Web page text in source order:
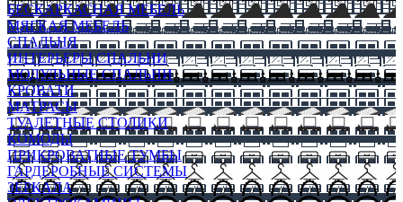
БЕСКАРКАСНАЯ МЕБЕЛЬ
МЯГКАЯ МЕБЕЛЬ
СПАЛЬНЯ
ИНТЕРЬЕРЫ СПАЛЬНИ
МОДУЛЬНЫЕ СПАЛЬНИ
КРОВАТИ
МАТРАСЫ
ТУАЛЕТНЫЕ СТОЛИКИ
КОМОДЫ
ПРИКРОВАТНЫЕ ТУМБЫ
ГАРДЕРОБНЫЕ СИСТЕМЫ
ЗЕРКАЛА